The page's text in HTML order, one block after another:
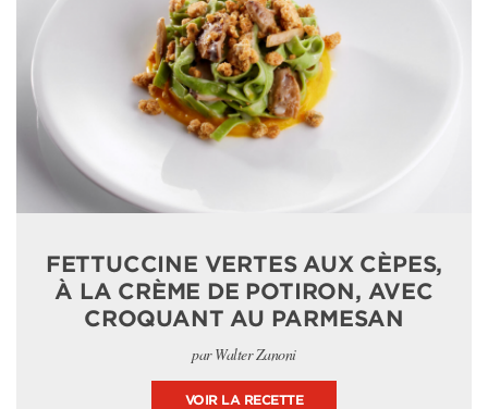
FETTUCCINE VERTES AUX CÈPES,
À LA CRÈME DE POTIRON, AVEC
CROQUANT AU PARMESAN
par Walter Zanoni
VOIR LA RECETTE